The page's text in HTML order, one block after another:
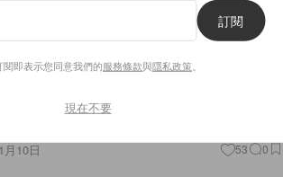
里美婚後 1 年宣布懷孕，迎接春
月10日 53 0
訂閱
閱即表示您同意我們的服務條款與隱私政策
現在不要